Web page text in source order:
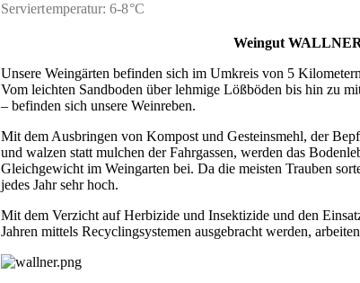
Serviertemperatur: 6-8°C
Weingut
Unsere Weingärten befinden sich im Umkreis von 5
Vom leichten Sandboden über lehmige Lößböden bis hin zu
– befinden sich unsere Weinreben.
Mit dem Ausbringen von Kompost und Gesteinsmehl, der
und walzen statt mulchen der Fahrgassen, werden das
Gleichgewicht im Weingarten bei. Da die meisten Trauben
jedes Jahr sehr hoch.
Mit dem Verzicht auf Herbizide und Insektizide und den
Jahren mittels Recyclingsystemen ausgebracht werden,